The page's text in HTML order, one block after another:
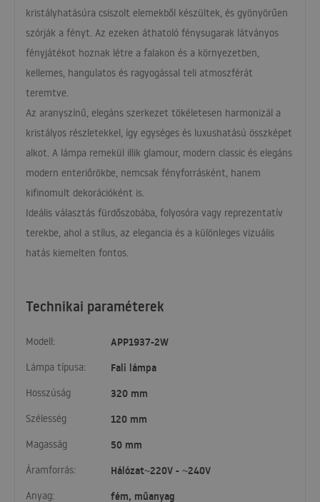
Technikai paraméterek
Modell: APP1937-2W
Lámpa típusa: Fali lámpa
Hosszúság 320 mm
Szélesség 120 mm
Magasság 50 mm
Áramforrás: Hálózat~220V - ~240V
Anyag: fém, műanyag
kristályhatásúra csiszolt elemekből készültek, és gyönyörűen
szórják a fényt. Az ezeken áthatoló fénysugarak látványos
fényjátékot hoznak létre a falakon és a környezetben,
kellemes, hangulatos és ragyogással teli atmoszférát
teremtve.
Az aranyszínű, elegáns szerkezet tökéletesen harmonizál a
kristályos részletekkel, így egységes és luxushatású összképet
alkot. A lámpa remekül illik glamour, modern classic és elegáns
modern enteriőrökbe, nemcsak fényforrásként, hanem
kifinomult dekorációként is.
Ideális választás fürdőszobába, folyosóra vagy reprezentatív
terekbe, ahol a stílus, az elegancia és a különleges vizuális
hatás kiemelten fontos.